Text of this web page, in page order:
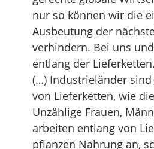
nur so können wir die
Ausbeutung der
verhindern. Bei uns
entlang der Lieferketten.
(…) Industrieländer
von Lieferketten, wie
Unzählige Frauen,
arbeiten entlang von
pflanzen Nahrung an,